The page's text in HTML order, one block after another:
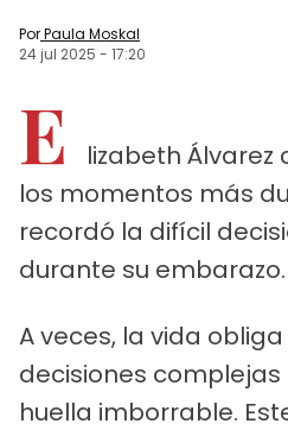
PorPaula Moskal
24 jul 2025 - 17:20
E
lizabeth
los momentos más
recordó la difícil
durante su embarazo.
A veces, la vida
decisiones
huella imborrable.